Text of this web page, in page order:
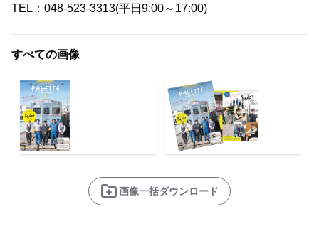
TEL：048-523-3313(平日9:00～17:00)
すべての画像
画像一括ダウンロード